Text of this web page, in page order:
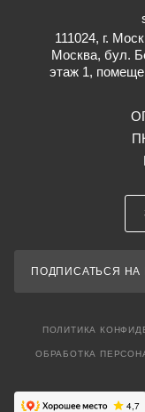
111024, г.
Москва, бул.
этаж 1,
ПОДПИСАТЬСЯ НА
ПОЛИТИКА
ОБРАБОТКА